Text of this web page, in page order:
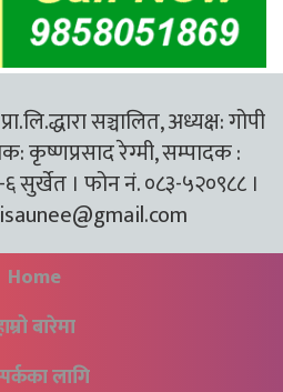
सञ्चालित, अध्यक्ष: गोपी
कृष्णप्रसाद रेग्मी, सम्पादक :
६ सुर्खेत । फोन नं. ०८३-५२०९८८ ।
Home
बारेमा
लागि